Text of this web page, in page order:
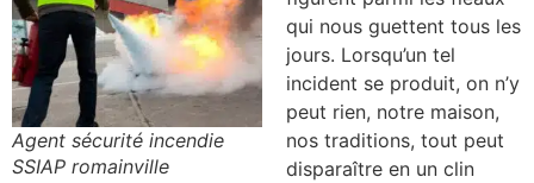
Agent sécurité incendie
SSIAP romainville
qui nous guettent tous les
jours. Lorsqu’un tel
incident se produit, on n’y
peut rien, notre maison,
nos traditions, tout peut
disparaître en un clin